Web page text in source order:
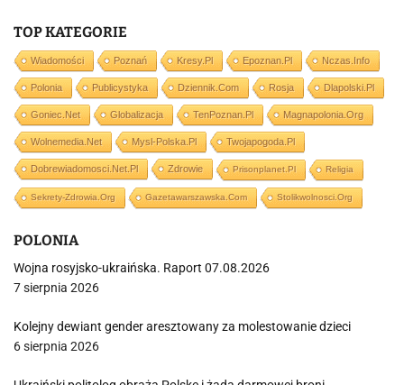
TOP KATEGORIE
Wiadomości Poznań Kresy.pl Epoznan.pl Nczas.info
Polonia Publicystyka Dziennik.com Rosja Dlapolski.pl
Goniec.net Globalizacja TenPoznan.pl Magnapolonia.org
Wolnemedia.net Mysl-Polska.pl Twojapogoda.pl
Dobrewiadomosci.net.pl Zdrowie Prisonplanet.pl Religia
Sekrety-Zdrowia.org Gazetawarszawska.com Stolikwolnosci.org
POLONIA
Wojna rosyjsko-ukraińska. Raport 07.08.2026
7 sierpnia 2026
Kolejny dewiant gender aresztowany za molestowanie dzieci
6 sierpnia 2026